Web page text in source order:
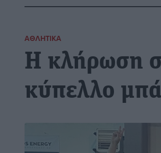
ΑΘΛΗΤΙΚΆ
Η κλήρωση
κύπελλο